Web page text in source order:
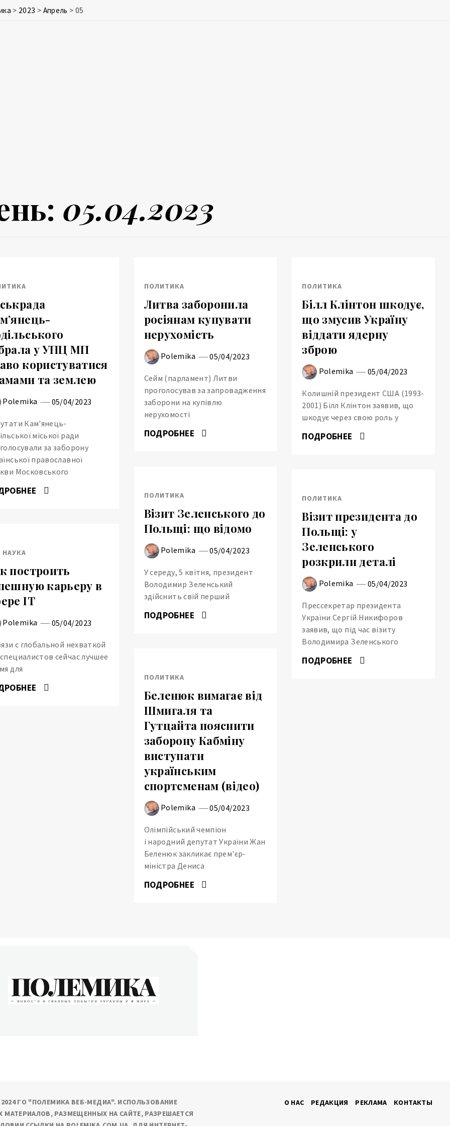
> 2023 > Апрель > 05
05.04.2023
у УПЦ МП
користуватися
та землею
Polemika 05/04/2023
Кам'янець-
міської ради
за заборону
православної
Московського
ПОЛИТИКА
Литва заборонила
росіянам купувати
нерухомість
Polemika 05/04/2023
Сейм (парламент) Литви
проголосував за запровадження
заборони на купівлю
нерухомості
ПОДРОБНЕЕ
ПОЛИТИКА
Білл Клінтон шкодує,
що змусив Україну
віддати ядерну
зброю
Polemika 05/04/2023
Колишній президент США (1993-
2001) Білл Клінтон заявив, що
шкодує через свою роль у
ПОДРОБНЕЕ
ПОЛИТИКА
Візит Зеленського до
Польщі: що відомо
Polemika 05/04/2023
У середу, 5 квітня, президент
Володимир Зеленський
здійснить свій перший
ПОДРОБНЕЕ
ПОЛИТИКА
Візит президента до
Польщі: у
Зеленського
розкрили деталі
Polemika 05/04/2023
Прессекретар президента
України Сергій Никифоров
заявив, що під час візиту
Володимира Зеленського
ПОДРОБНЕЕ
НАУКА
построить
карьеру в
IT
Polemika 05/04/2023
с глобальной нехваткой
сейчас лучшее
для
ПОЛИТИКА
Беленюк вимагає від
Шмигаля та
Гутцайта пояснити
заборону Кабміну
виступати
українським
спортсменам (відео)
Polemika 05/04/2023
Олімпійський чемпіон
і народний депутат України Жан
Беленюк закликає прем'єр-
міністра Дениса
ПОДРОБНЕЕ
2024 ГО "ПОЛЕМИКА ВЕБ-МЕДИА". ИСПОЛЬЗОВАНИЕ
РАЗМЕЩЕННЫХ НА САЙТЕ, РАЗРЕШАЕТСЯ
О НАС РЕДАКЦИЯ РЕКЛАМА КОНТАКТЫ